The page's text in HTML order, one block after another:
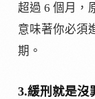
超過 6 個月，
意味著你必須
期。
3.緩刑就是沒